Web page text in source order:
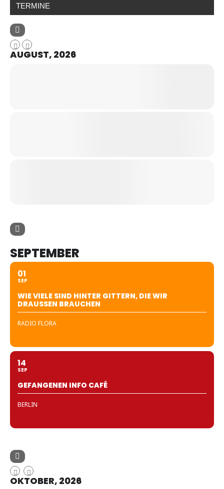
TERMINE
AUGUST, 2026
SEPTEMBER
01
SEP
WIE VIELE SIND HINTER GITTERN, DIE WIR
DRAUSSEN BRAUCHEN
RADIO FLORA
14
SEP
GEFANGENEN INFO CAFÉ
BERLIN
OKTOBER, 2026